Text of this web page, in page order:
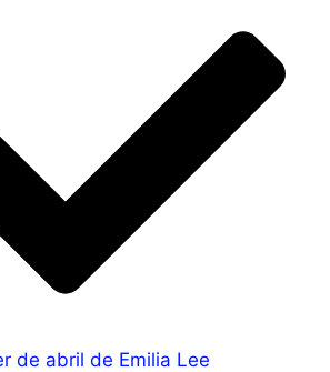
de abril de Emilia Lee